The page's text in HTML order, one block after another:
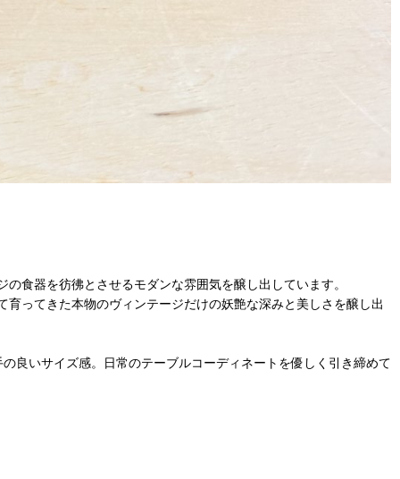
食器を彷彿とさせるモダンな雰囲気を醸し出しています。
ってきた本物のヴィンテージだけの妖艶な深みと美しさを醸し出
良いサイズ感。日常のテーブルコーディネートを優しく引き締めて